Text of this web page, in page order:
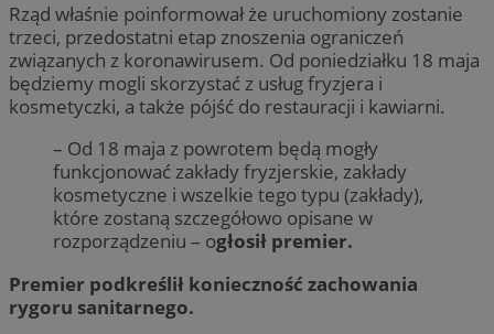
Rząd właśnie poinformował że uruchomiony zostanie
trzeci, przedostatni etap znoszenia ograniczeń
związanych z koronawirusem. Od poniedziałku 18 maja
będziemy mogli skorzystać z usług fryzjera i
kosmetyczki, a także pójść do restauracji i kawiarni.
– Od 18 maja z powrotem będą mogły
funkcjonować zakłady fryzjerskie, zakłady
kosmetyczne i wszelkie tego typu (zakłady),
które zostaną szczegółowo opisane w
rozporządzeniu – ogłosił premier.
Premier podkreślił konieczność zachowania
rygoru sanitarnego.